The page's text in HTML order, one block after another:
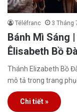
Téléfranc 3 Tháng
Bánh Mì Sáng
Êlisabeth Bồ
Thánh Elizabeth Bồ
mô tả trong trang
Chi tiết »